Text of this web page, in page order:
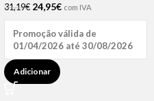
31,19€ 24,95€ com IVA
Promoção válida de
01/04/2026 até 30/08/2026
Adicionar